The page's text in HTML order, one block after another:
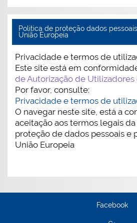
Politica de proteção dados
União Europeia
Privacidade e termos de
Este site está em
de Autorização de Utilizadores
Por favor, consulte:
Privacidade e termos de
O navegar neste site, está a
aceitação aos termos legais
proteção de dados pessoais e
União Europeia
Facebook